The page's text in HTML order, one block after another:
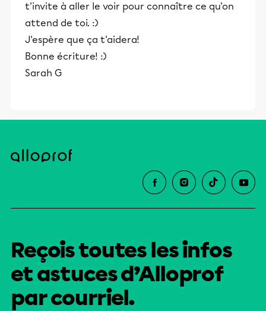
t'invite à aller le voir pour connaître ce qu'on
attend de toi. :)
J'espère que ça t'aidera!
Bonne écriture! :)
Sarah G
Reçois toutes les infos
et astuces d’Alloprof
par courriel.